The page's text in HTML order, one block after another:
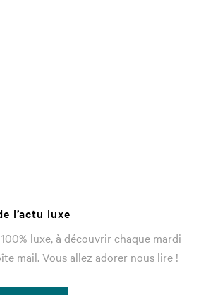
l’actu luxe
luxe, à découvrir chaque mardi
mail. Vous allez adorer nous lire !